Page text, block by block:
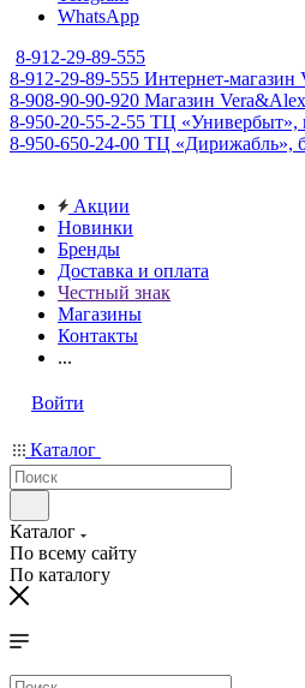
WhatsApp
8-912-29-89-555
8-912-29-89-555 Интернет-магазин
8-908-90-90-920 Магазин
8-950-20-55-2-55 ТЦ «Универбыт»,
8-950-650-24-00 ТЦ «Дирижабль»,
Акции
Новинки
Бренды
Доставка и оплата
Честный знак
Магазины
Контакты
...
Войти
Каталог
Каталог
По всему сайту
По каталогу